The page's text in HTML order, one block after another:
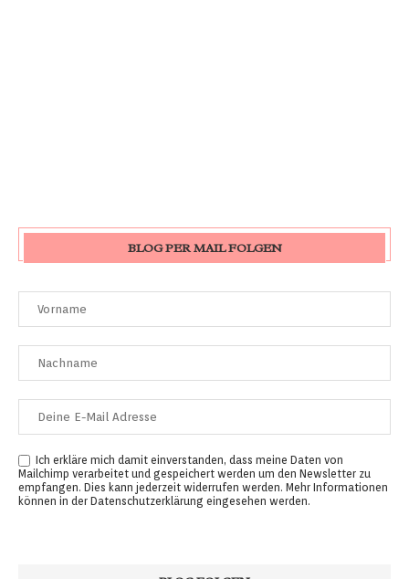
BLOG PER MAIL FOLGEN
Ich erkläre mich damit einverstanden, dass meine Daten von
Mailchimp verarbeitet und gespeichert werden um den Newsletter zu
empfangen. Dies kann jederzeit widerrufen werden. Mehr Informationen
können in der Datenschutzerklärung eingesehen werden.